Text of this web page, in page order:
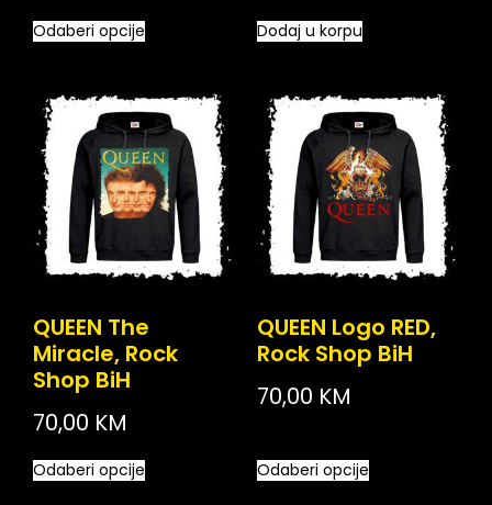
Odaberi opcije Dodaj u korpu
QUEEN The
Miracle, Rock
Shop BiH
70,00 KM
Odaberi opcije
QUEEN Logo RED,
Rock Shop BiH
70,00 KM
Odaberi opcije